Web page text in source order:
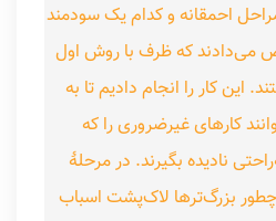
احمقانه و کدام یک سودمند
که ظرف با روش اول
این کار را انجام دادیم تا به
کارهای غیرضروری را که
نادیده بگیرند. در مرحلهٔ
بزرگ‌ترها لاک‌پشت اسباب